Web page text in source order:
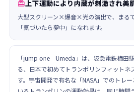
上下運動により内蔵が刺激され美
大型スクリーン×爆音×光の演出で、まる
「気づいたら夢中」になれます。
「jump one Umeda」は、阪急電鉄梅田
る、日本で初めてトランポリンフィットネ
す。宇宙開発で有名な「NASA」でのトレ